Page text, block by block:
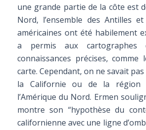
une grande partie de la côte est
Nord, l’ensemble des Antilles
américaines ont été habilement
a permis aux cartographes
connaissances précises,
carte. Cependant, on ne savait
la Californie ou de la région
l’Amérique du Nord. Ermen
montre son “hypothèse du
californienne avec une ligne